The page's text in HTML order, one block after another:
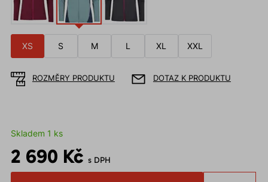
XS S M L XL XXL
ROZMĚRY PRODUKTU DOTAZ K PRODUKTU
Skladem 1 ks
2 690 Kč s DPH